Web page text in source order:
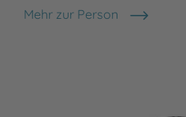
Mehr zur Person
Christoph Drösser